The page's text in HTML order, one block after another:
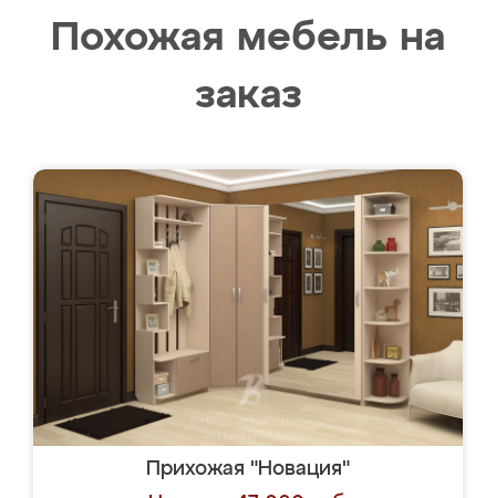
Похожая мебель на
заказ
Прихожая "Новация"